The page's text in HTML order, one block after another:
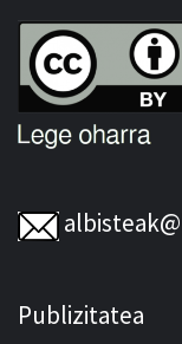
Publizitatea